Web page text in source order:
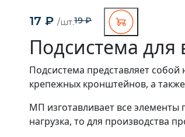
Подсистема
Подсистема представляет
крепежных кронштейнов, а
МП изготавливает все элементы
нагрузка, то для производства
17 ₽ /шт.19 ₽